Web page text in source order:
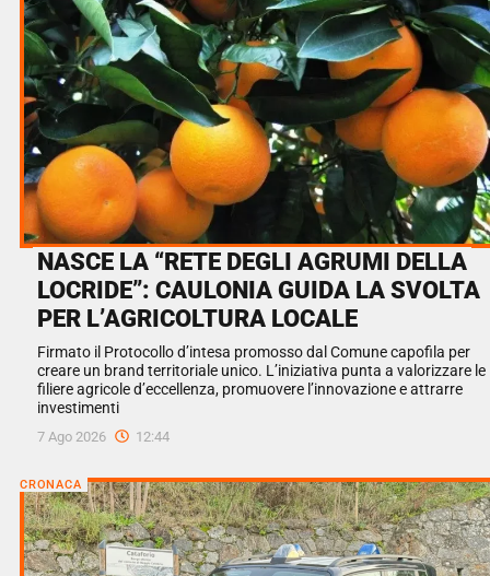
NASCE LA “RETE DEGLI AGRUMI DELLA
LOCRIDE”: CAULONIA GUIDA LA SVOLTA
PER L’AGRICOLTURA LOCALE
Firmato il Protocollo d’intesa promosso dal Comune capofila per
creare un brand territoriale unico. L’iniziativa punta a valorizzare le
filiere agricole d’eccellenza, promuovere l’innovazione e attrarre
investimenti
7 Ago 2026 12:44
CRONACA